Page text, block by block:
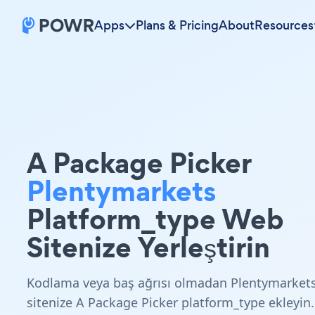
Apps Plans & PricingAboutResources
A Package Picker
Plentymarkets
Platform_type Web
Sitenize Yerleştirin
Kodlama veya baş ağrısı olmadan
sitenize A Package Picker platform_type ekleyin.